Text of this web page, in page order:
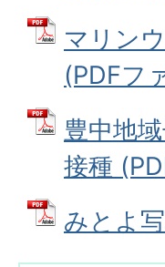
マリン
(PDFフ
豊中地
接種
みとよ